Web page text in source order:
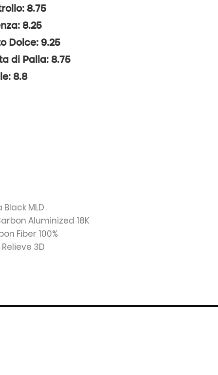
8.75
8.25
Dolce: 9.25
di Palla: 8.75
8.8
Black MLD
Aluminized 18K
Fiber 100%
Relieve 3D